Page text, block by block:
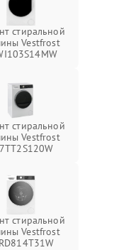
стиральной
Vestfrost
стиральной
Vestfrost
стиральной
Vestfrost